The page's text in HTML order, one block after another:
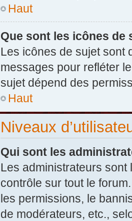
Haut
Que sont les icônes de
Les icônes de sujet sont
messages pour refléter
sujet dépend des
Haut
Niveaux
Qui sont les
Les administrateurs
contrôle sur tout le
les permissions, le
de modérateurs, etc.,